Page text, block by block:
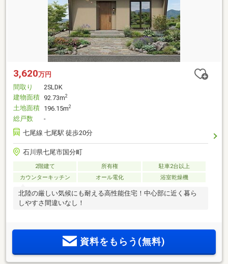
3,620万円
間取り
2SLDK
建物面積 92.73m2
土地面積 196.15m2
総戸数
-
七尾線 七尾駅 徒歩20分
石川県七尾市国分町
2階建て 所有権
駐車2台以上
カウンターキッチン
オール電化 浴室乾燥機
北陸の厳しい気候にも耐える高性能住宅！中心部に近く暮ら
しやすさ間違いなし！
資料をもらう(無料)